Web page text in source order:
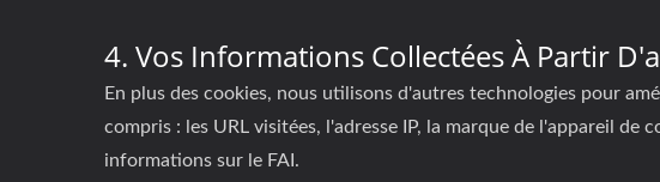
4. Vos Informations Collectées À Partir
En plus des cookies, nous utilisons d'autres technologies pour
compris : les URL visitées, l'adresse IP, la marque de l'appareil
informations sur le FAI.